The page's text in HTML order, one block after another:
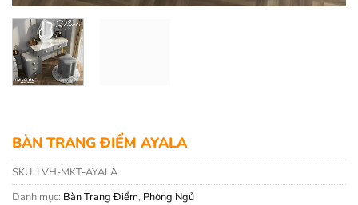
BÀN TRANG ĐIỂM AYALA
SKU: LVH-MKT-AYALA
Danh mục: Bàn Trang Điểm, Phòng Ngủ